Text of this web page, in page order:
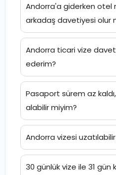
Andorra'a giderken otel
arkadaş davetiyesi olur
Andorra ticari vize
ederim?
Pasaport sürem az
alabilir miyim?
Andorra vizesi
30 günlük vize ile 31 gün